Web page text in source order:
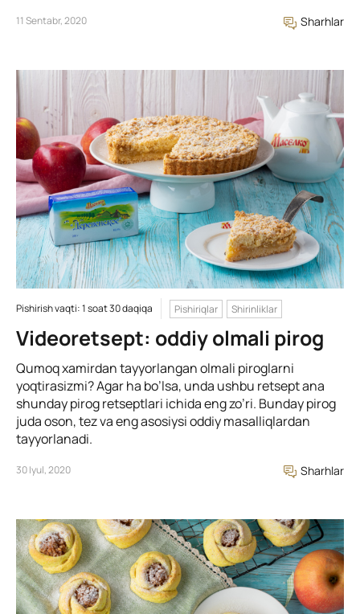
11 Sentabr, 2020 Sharhlar
Pishirish vaqti: 1 soat 30 daqiqa Pishiriqlar Shirinliklar
Videoretsept: oddiy olmali pirog
Qumoq xamirdan tayyorlangan olmali piroglarni
yoqtirasizmi? Agar ha bo’lsa, unda ushbu retsept ana
shunday pirog retseptlari ichida eng zo’ri. Bunday pirog
juda oson, tez va eng asosiysi oddiy masalliqlardan
tayyorlanadi.
30 Iyul, 2020 Sharhlar